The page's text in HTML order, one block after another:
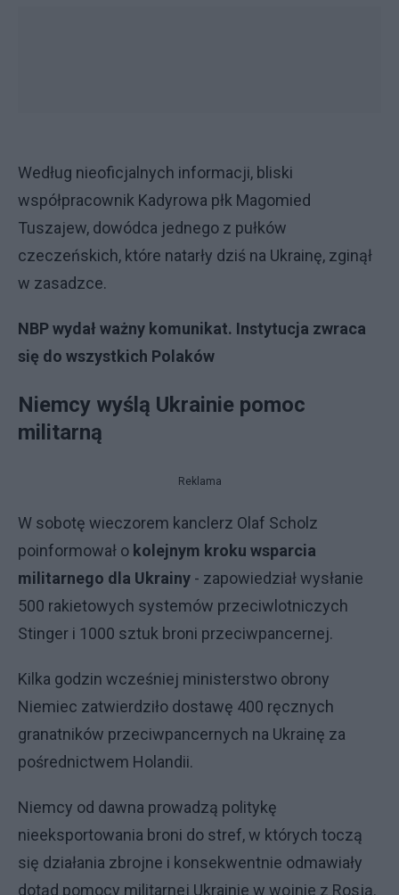
Według nieoficjalnych informacji, bliski
współpracownik Kadyrowa płk Magomied
Tuszajew, dowódca jednego z pułków
czeczeńskich, które natarły dziś na Ukrainę, zginął
w zasadzce.
NBP wydał ważny komunikat. Instytucja zwraca
się do wszystkich Polaków
Niemcy wyślą Ukrainie pomoc
militarną
Reklama
W sobotę wieczorem kanclerz Olaf Scholz
poinformował o kolejnym kroku wsparcia
militarnego dla Ukrainy - zapowiedział wysłanie
500 rakietowych systemów przeciwlotniczych
Stinger i 1000 sztuk broni przeciwpancernej.
Kilka godzin wcześniej ministerstwo obrony
Niemiec zatwierdziło dostawę 400 ręcznych
granatników przeciwpancernych na Ukrainę za
pośrednictwem Holandii.
Niemcy od dawna prowadzą politykę
nieeksportowania broni do stref, w których toczą
się działania zbrojne i konsekwentnie odmawiały
dotąd pomocy militarnej Ukrainie w wojnie z Rosją.